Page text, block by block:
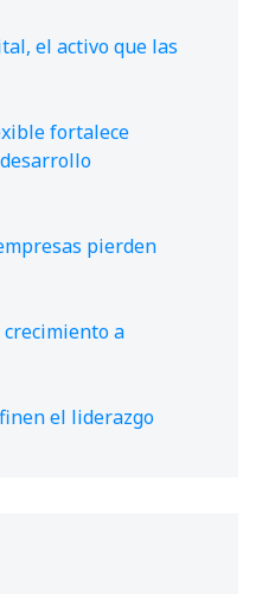
el activo que las
fortalece
pierden
a
el liderazgo